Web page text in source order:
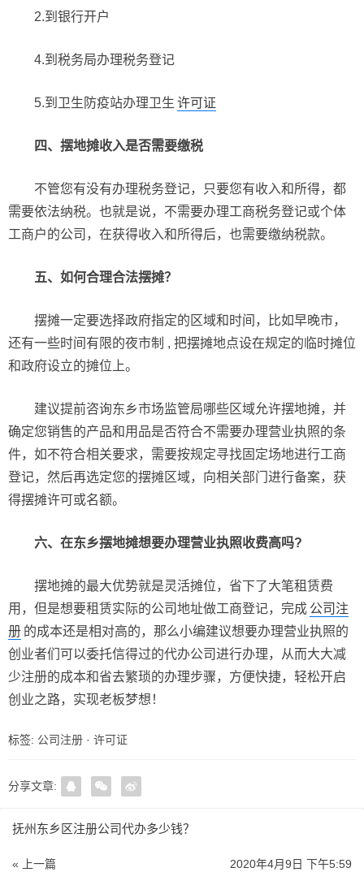
2.到银行开户
4.到税务局办理税务登记
5.到卫生防疫站办理卫生 许可证
四、摆地摊收入是否需要缴税
不管您有没有办理税务登记，只要您有收入和所得，都
需要依法纳税。也就是说，不需要办理工商税务登记或个体
工商户的公司，在获得收入和所得后，也需要缴纳税款。
五、如何合理合法摆摊？
摆摊一定要选择政府指定的区域和时间，比如早晚市，
还有一些时间有限的夜市制 , 把摆摊地点设在规定的临时摊位
和政府设立的摊位上。
建议提前咨询东乡市场监管局哪些区域允许摆地摊，并
确定您销售的产品和用品是否符合不需要办理营业执照的条
件，如不符合相关要求，需要按规定寻找固定场地进行工商
登记，然后再选定您的摆摊区域，向相关部门进行备案，获
得摆摊许可或名额。
六、在东乡摆地摊想要办理营业执照收费高吗?
摆地摊的最大优势就是灵活摊位，省下了大笔租赁费
用，但是想要租赁实际的公司地址做工商登记，完成 公司注
册 的成本还是相对高的，那么小编建议想要办理营业执照的
创业者们可以委托信得过的代办公司进行办理，从而大大减
少注册的成本和省去繁琐的办理步骤，方便快捷，轻松开启
创业之路，实现老板梦想！
标签: 公司注册 · 许可证
分享文章:
抚州东乡区注册公司代办多少钱？
« 上一篇 2020年4月9日 下午5:59